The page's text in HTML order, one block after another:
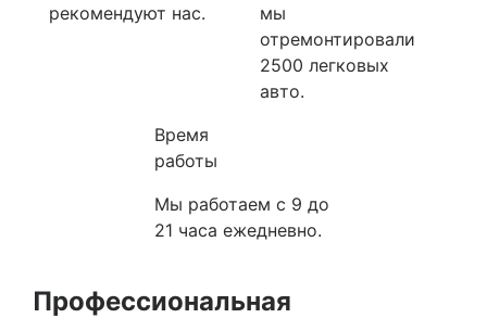
рекомендуют нас.
мы
отремонтировали
2500 легковых
авто.
Время
работы
Мы работаем с 9 до
21 часа ежедневно.
Профессиональная